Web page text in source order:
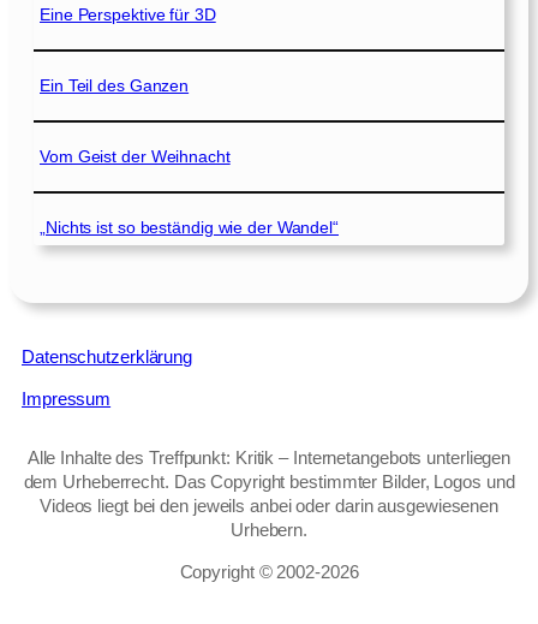
Eine Perspektive für 3D
Ein Teil des Ganzen
Vom Geist der Weihnacht
„Nichts ist so beständig wie der Wandel“
Datenschutzerklärung
Impressum
Alle Inhalte des Treffpunkt: Kritik – Internetangebots unterliegen
dem Urheberrecht. Das Copyright bestimmter Bilder, Logos und
Videos liegt bei den jeweils anbei oder darin ausgewiesenen
Urhebern.
Copyright © 2002‑2026